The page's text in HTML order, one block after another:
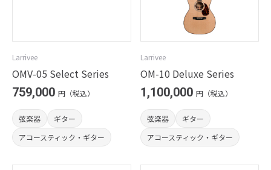
Larrivee
OMV-05 Select Series
759,000 円（税込）
弦楽器
ギター
アコースティック・ギター
Larrivee
OM-10 Deluxe Series
1,100,000 円（税込）
弦楽器
ギター
アコースティック・ギター